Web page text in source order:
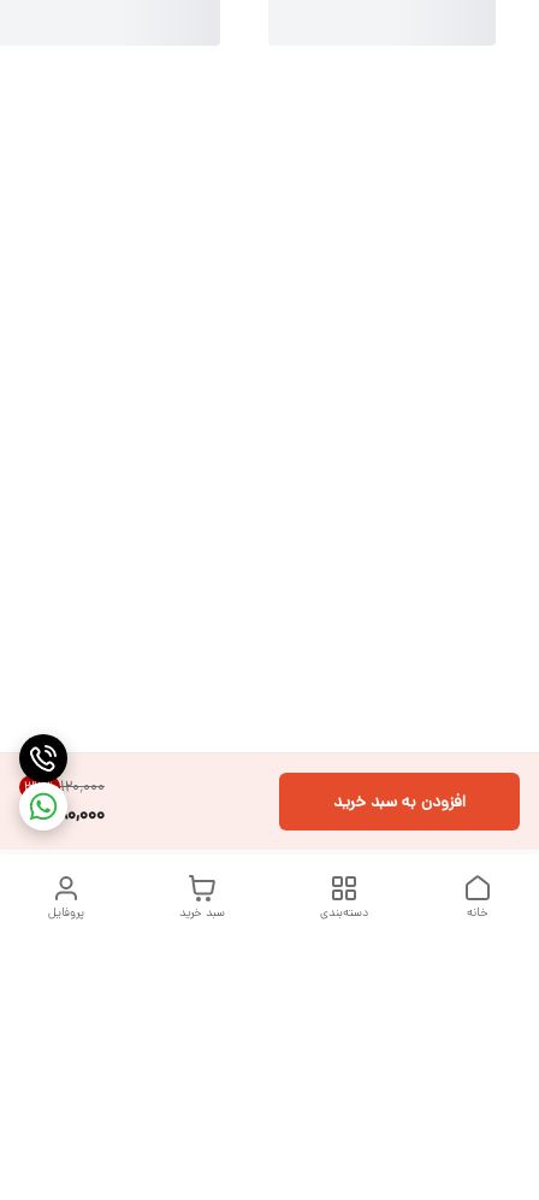
۱۲۰٬۰۰۰ 33%
80,000 افزودن به سبد خرید
پروفایل سبد خرید دسته‌بندی خانه